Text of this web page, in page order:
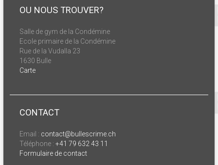
OU NOUS TROUVER?
Salle de gym de la Condémine
Ecole primaire de la Condémine
Rue de la Vudalla 23
1630 Bulle
Carte
CONTACT
Email : contact@bullescrime.ch
Téléphone : +41 79 632 43 11
Formulaire de contact